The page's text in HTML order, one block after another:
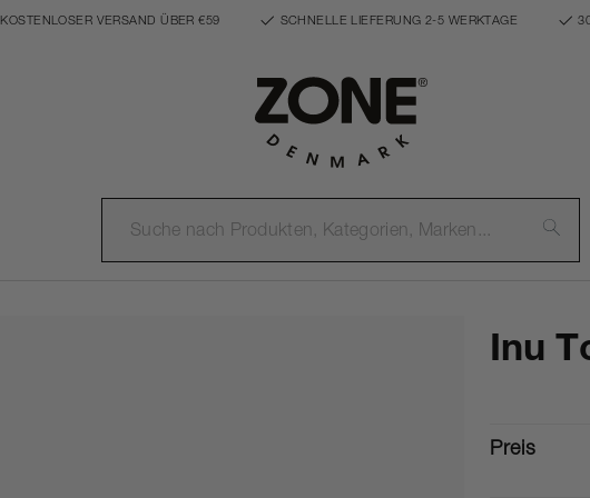
KOSTENLOSER VERSAND ÜBER €59 SCHNELLE LIEFERUNG 2-5 WERKTAGE
Inu
Preis